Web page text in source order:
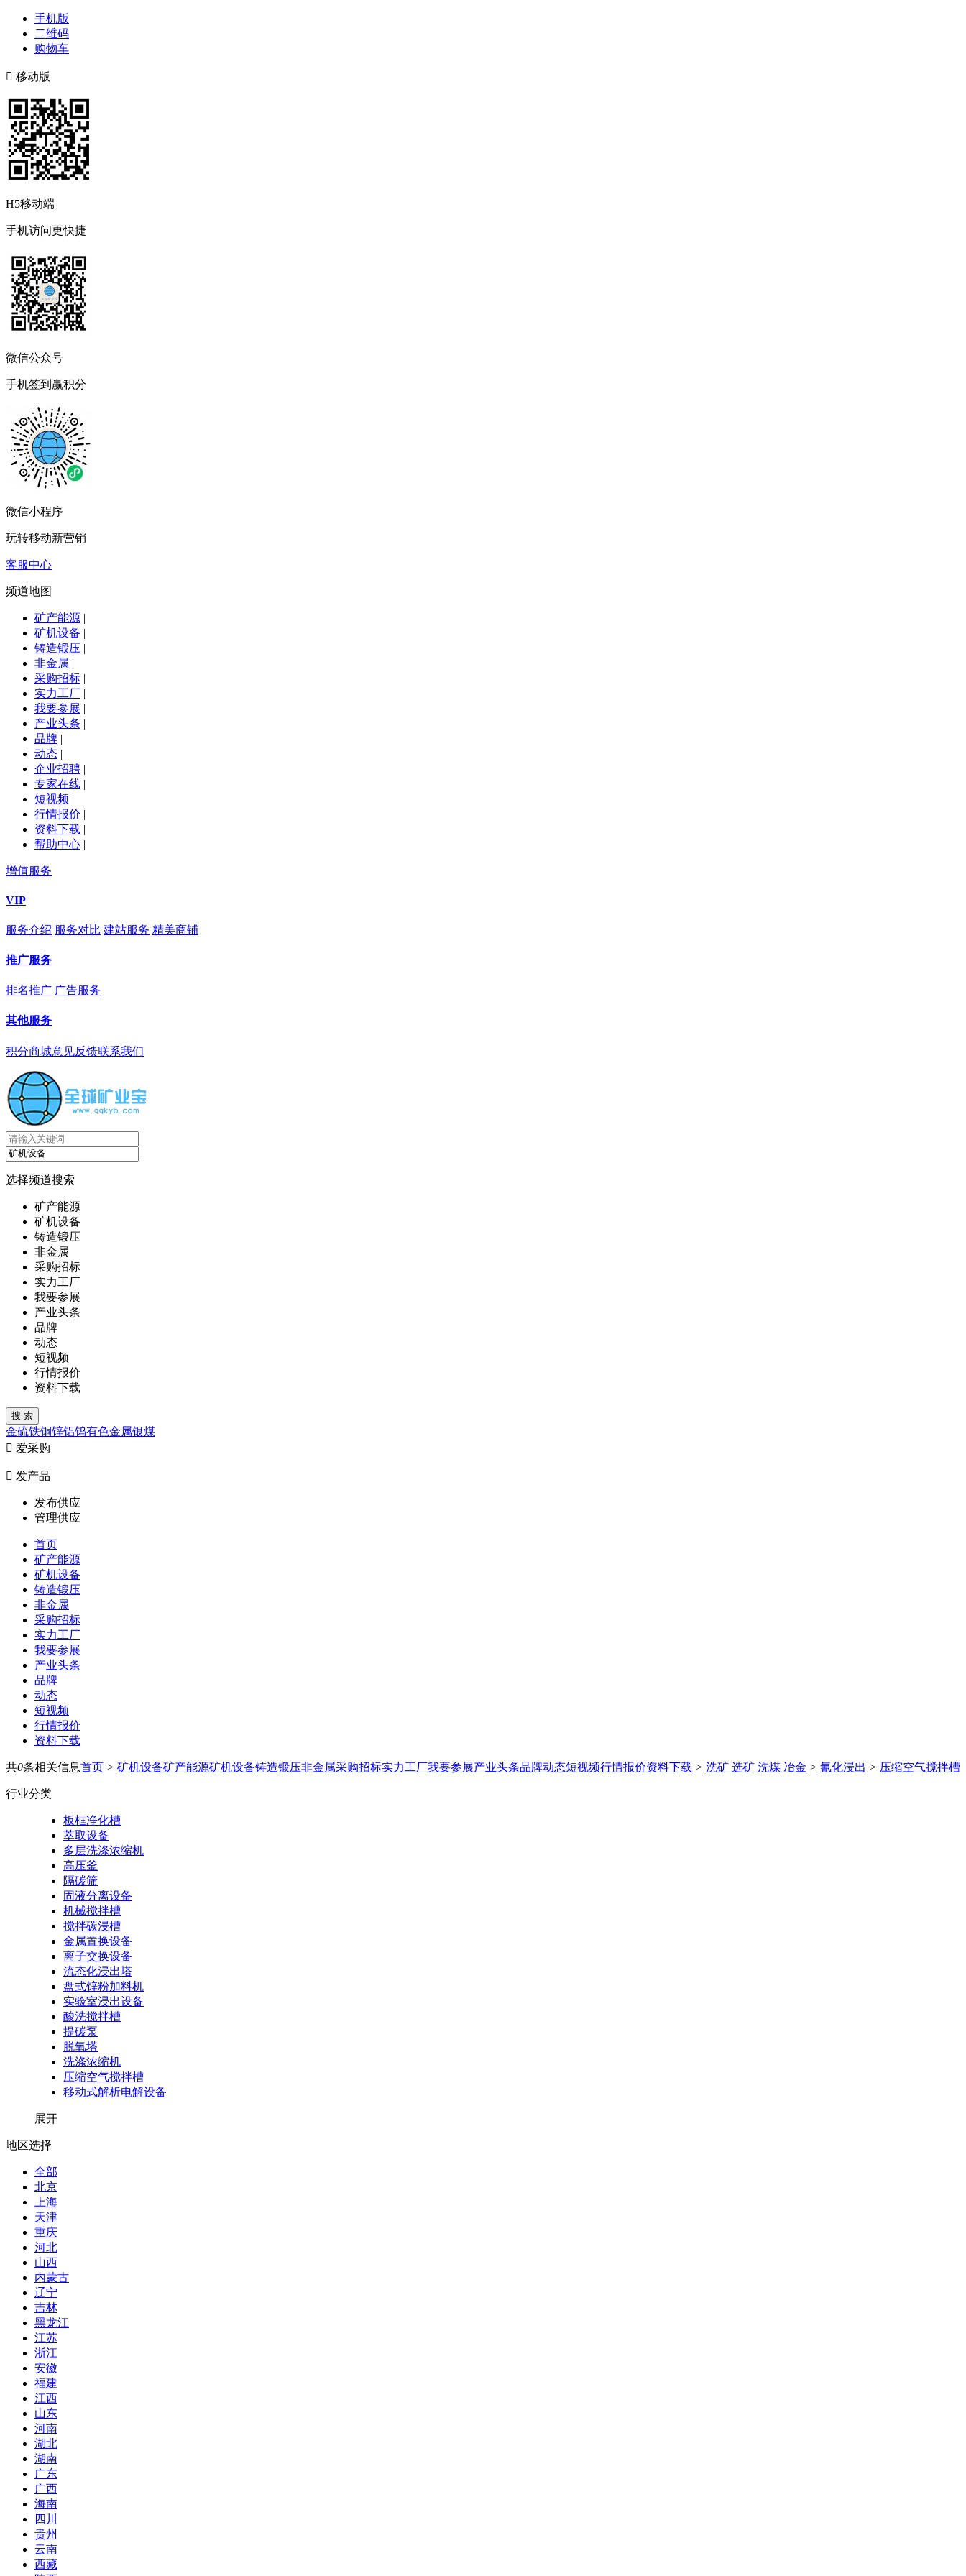
手机版
二维码
购物车
 移动版
H5移动端
手机访问更快捷
微信公众号
手机签到赢积分
微信小程序
玩转移动新营销
客服中心
频道地图
矿产能源 |
矿机设备 |
铸造锻压 |
非金属 |
采购招标 |
实力工厂 |
我要参展 |
产业头条 |
品牌 |
动态 |
企业招聘 |
专家在线 |
短视频 |
行情报价 |
资料下载 |
帮助中心 |
增值服务
VIP
服务介绍 服务对比 建站服务 精美商铺
推广服务
排名推广 广告服务
其他服务
积分商城意见反馈联系我们
选择频道搜索
矿产能源
矿机设备
铸造锻压
非金属
采购招标
实力工厂
我要参展
产业头条
品牌
动态
短视频
行情报价
资料下载
金硫铁铜锌铝钨有色金属银煤
 爱采购
 发产品
发布供应
管理供应
首页
矿产能源
矿机设备
铸造锻压
非金属
采购招标
实力工厂
我要参展
产业头条
品牌
动态
短视频
行情报价
资料下载
共0条相关信息首页 > 矿机设备矿产能源矿机设备铸造锻压非金属采购招标实力工厂我要参展产业头条品牌动态短视频行情报价资料下载 > 洗矿 选矿 洗煤 冶金 > 氰化浸出 > 压缩空气搅拌槽
行业分类
板框净化槽
萃取设备
多层洗涤浓缩机
高压釜
隔碳筛
固液分离设备
机械搅拌槽
搅拌碳浸槽
金属置换设备
离子交换设备
流态化浸出塔
盘式锌粉加料机
实验室浸出设备
酸洗搅拌槽
提碳泵
脱氧塔
洗涤浓缩机
压缩空气搅拌槽
移动式解析电解设备
展开
地区选择
全部
北京
上海
天津
重庆
河北
山西
内蒙古
辽宁
吉林
黑龙江
江苏
浙江
安徽
福建
江西
山东
河南
湖北
湖南
广东
广西
海南
四川
贵州
云南
西藏